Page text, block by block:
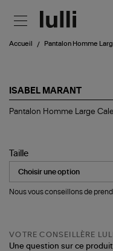
Accueil Pantalon Homme
ISABEL MARANT
Pantalon
Noir
Pantalon Homme Large
Taille
Nous vous conseillons de
VOTRE CONSEILLÈRE
Une question sur ce